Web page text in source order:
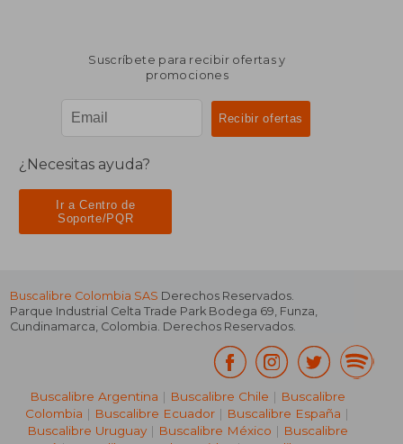
Suscríbete para recibir ofertas y
promociones
¿Necesitas ayuda?
Ir a Centro de
Soporte/PQR
Buscalibre Colombia SAS Derechos Reservados.
Parque Industrial Celta Trade Park Bodega 69, Funza,
Cundinamarca, Colombia. Derechos Reservados.
Buscalibre Argentina | Buscalibre Chile | Buscalibre
Colombia | Buscalibre Ecuador | Buscalibre España |
Buscalibre Uruguay| Buscalibre México | Buscalibre